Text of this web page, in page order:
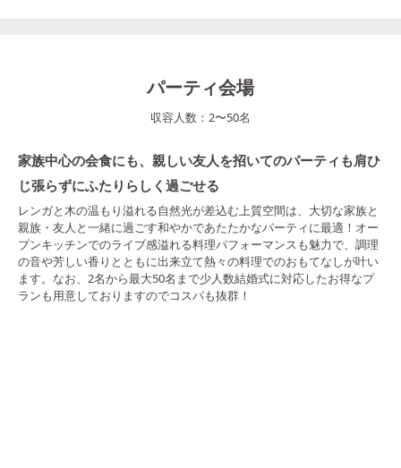
パーティ会場
収容人数： 2〜50名
家族中心の会食にも、親しい友人を招いてのパーティも肩ひ
じ張らずにふたりらしく過ごせる
レンガと木の温もり溢れる自然光が差込む上質空間は、大切な家族と
親族・友人と一緒に過ごす和やかであたたかなパーティに最適！オー
プンキッチンでのライブ感溢れる料理パフォーマンスも魅力で、調理
の音や芳しい香りとともに出来立て熱々の料理でのおもてなしが叶い
ます。なお、2名から最大50名まで少人数結婚式に対応したお得なプ
ランも用意しておりますのでコスパも抜群！